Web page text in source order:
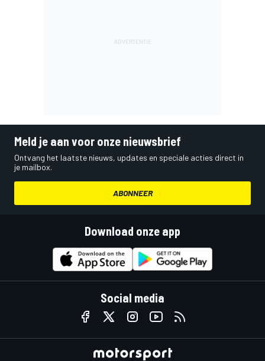
Meld je aan voor onze nieuwsbrief
Ontvang het laatste nieuws, updates en speciale acties direct in
je mailbox.
ABONNEER
Download onze app
Social media